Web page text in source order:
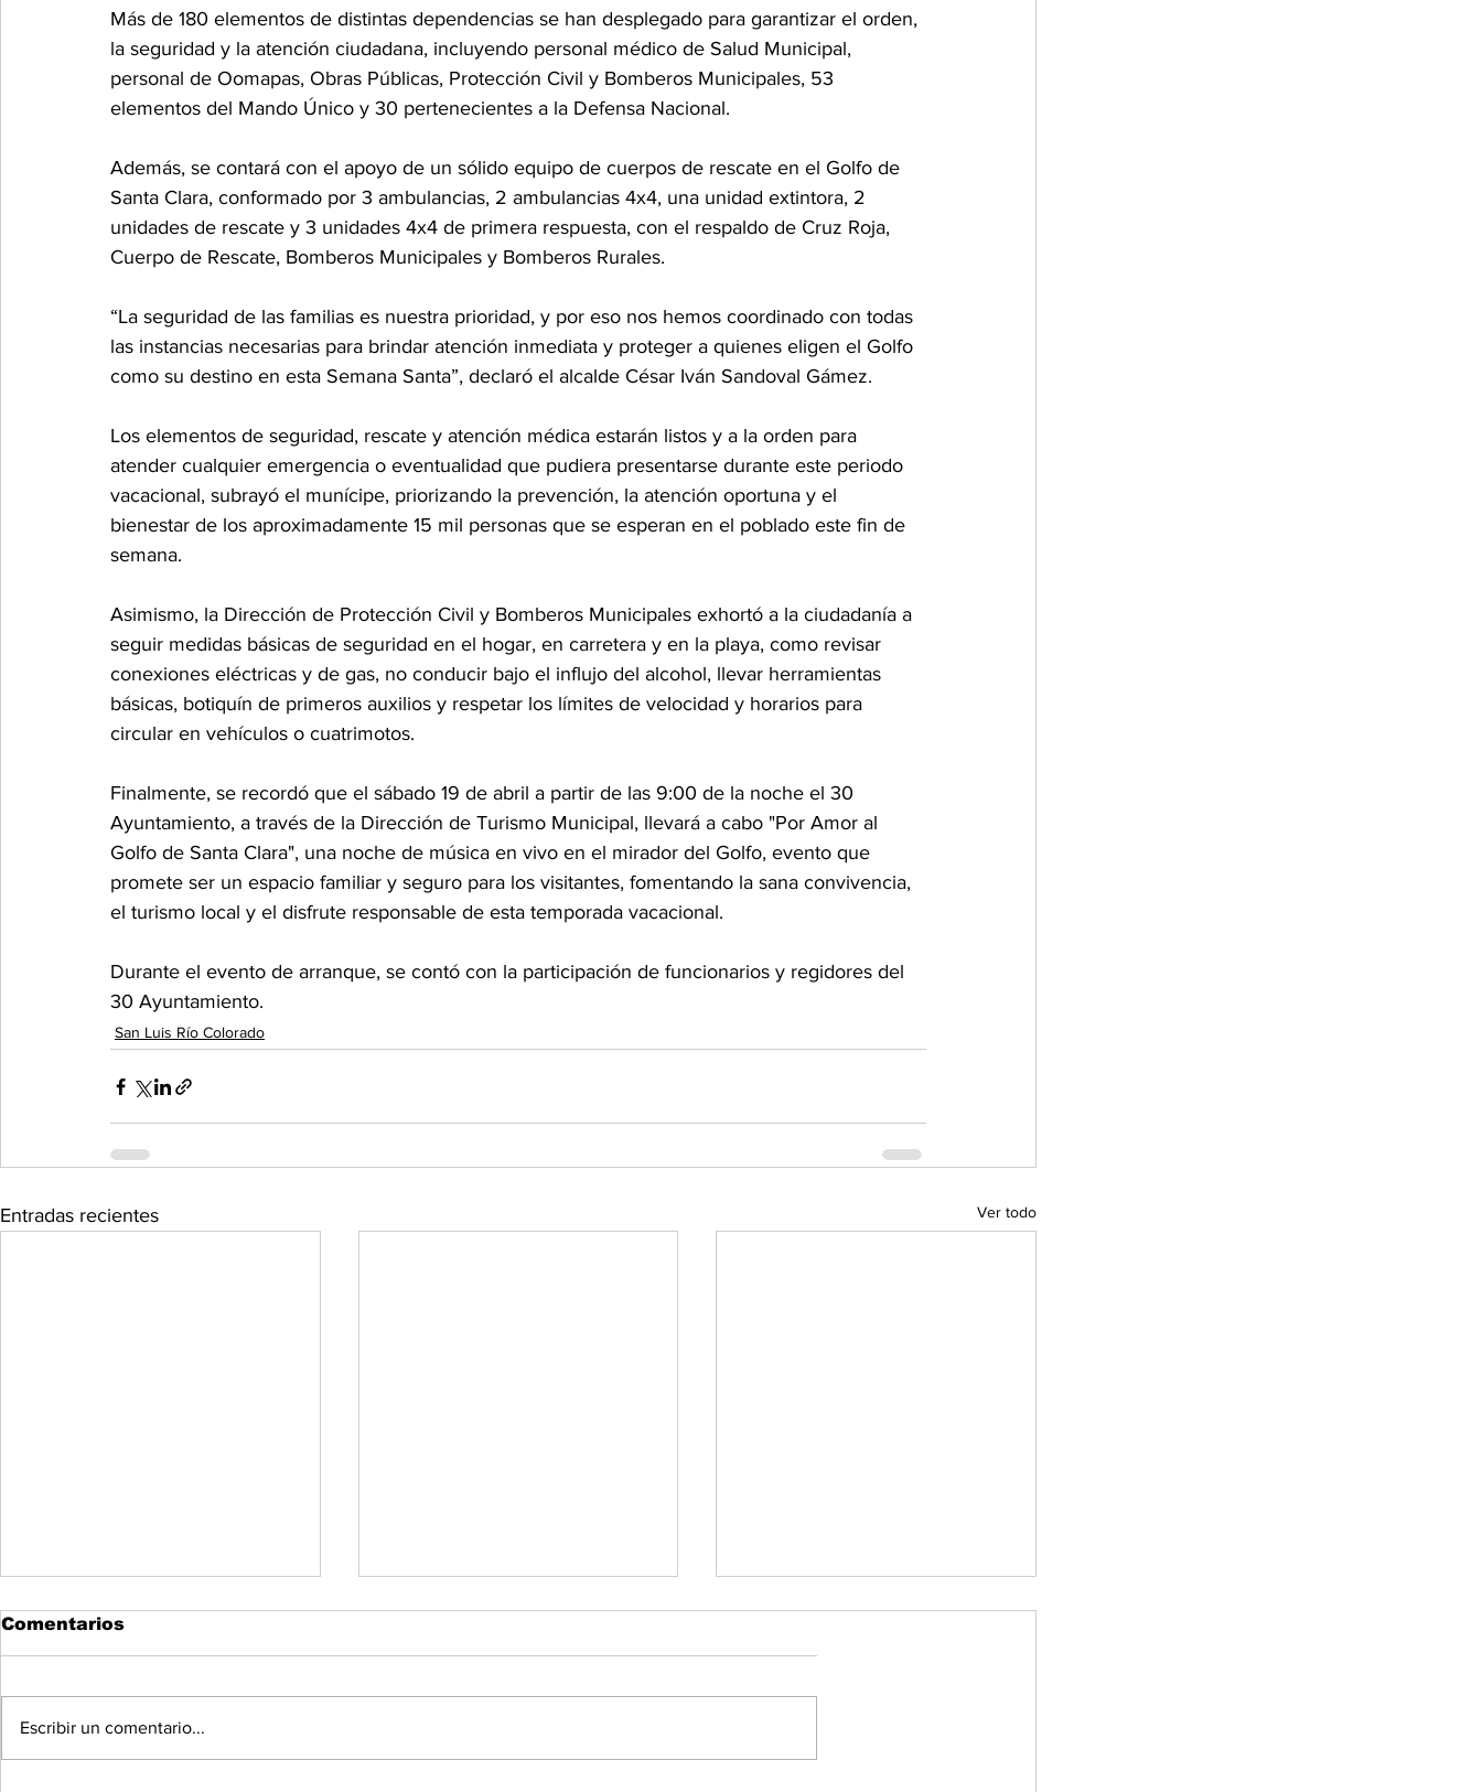
Más de 180 elementos de distintas dependencias se han desplegado para garantizar el orden,
la seguridad y la atención ciudadana, incluyendo personal médico de Salud Municipal,
personal de Oomapas, Obras Públicas, Protección Civil y Bomberos Municipales, 53
elementos del Mando Único y 30 pertenecientes a la Defensa Nacional.
Además, se contará con el apoyo de un sólido equipo de cuerpos de rescate en el Golfo de
Santa Clara, conformado por 3 ambulancias, 2 ambulancias 4x4, una unidad extintora, 2
unidades de rescate y 3 unidades 4x4 de primera respuesta, con el respaldo de Cruz Roja,
Cuerpo de Rescate, Bomberos Municipales y Bomberos Rurales.
“La seguridad de las familias es nuestra prioridad, y por eso nos hemos coordinado con todas
las instancias necesarias para brindar atención inmediata y proteger a quienes eligen el Golfo
como su destino en esta Semana Santa”, declaró el alcalde César Iván Sandoval Gámez.
Los elementos de seguridad, rescate y atención médica estarán listos y a la orden para
atender cualquier emergencia o eventualidad que pudiera presentarse durante este periodo
vacacional, subrayó el munícipe, priorizando la prevención, la atención oportuna y el
bienestar de los aproximadamente 15 mil personas que se esperan en el poblado este fin de
semana.
Asimismo, la Dirección de Protección Civil y Bomberos Municipales exhortó a la ciudadanía a
seguir medidas básicas de seguridad en el hogar, en carretera y en la playa, como revisar
conexiones eléctricas y de gas, no conducir bajo el influjo del alcohol, llevar herramientas
básicas, botiquín de primeros auxilios y respetar los límites de velocidad y horarios para
circular en vehículos o cuatrimotos.
Finalmente, se recordó que el sábado 19 de abril a partir de las 9:00 de la noche el 30
Ayuntamiento, a través de la Dirección de Turismo Municipal, llevará a cabo "Por Amor al
Golfo de Santa Clara", una noche de música en vivo en el mirador del Golfo, evento que
promete ser un espacio familiar y seguro para los visitantes, fomentando la sana convivencia,
el turismo local y el disfrute responsable de esta temporada vacacional.
Durante el evento de arranque, se contó con la participación de funcionarios y regidores del
30 Ayuntamiento.
San Luis Río Colorado
Entradas recientes Ver todo
Comentarios
Escribir un comentario...